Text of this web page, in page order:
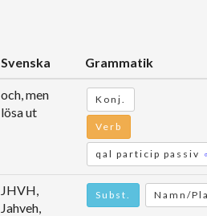
Svenska Grammatik
och, men
lösa ut
Konj.
Verb
qal particip passiv
JHVH,
Jahveh,
Subst. Namn/